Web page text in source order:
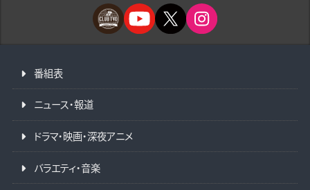
番組表
ニュース・報道
ドラマ・映画・深夜アニメ
バラエティ・音楽